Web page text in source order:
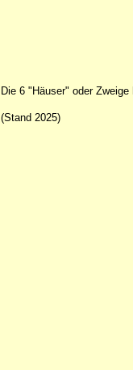
Die 6 "Häuser" oder Zweige
(Stand 2025)